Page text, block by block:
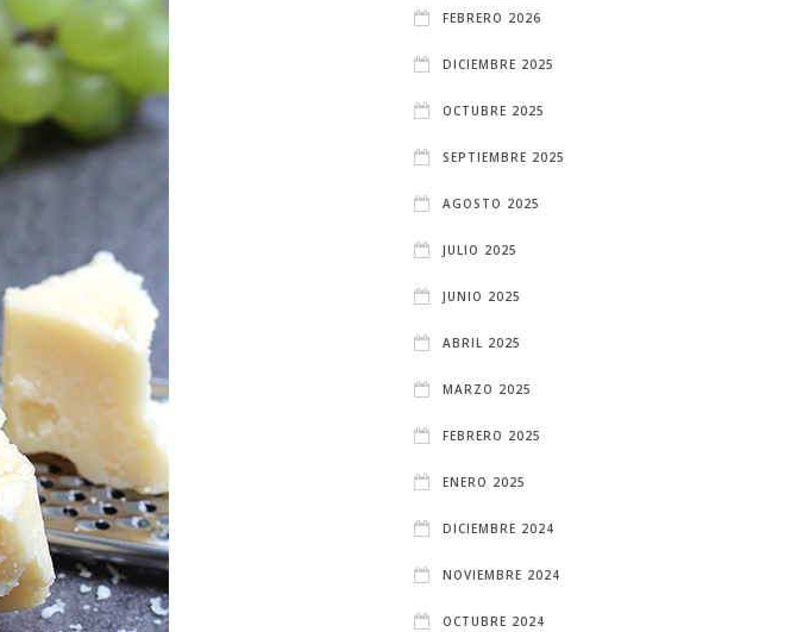
FEBRERO 2026
DICIEMBRE 2025
OCTUBRE 2025
SEPTIEMBRE 2025
AGOSTO 2025
JULIO 2025
JUNIO 2025
ABRIL 2025
MARZO 2025
FEBRERO 2025
ENERO 2025
DICIEMBRE 2024
NOVIEMBRE 2024
OCTUBRE 2024